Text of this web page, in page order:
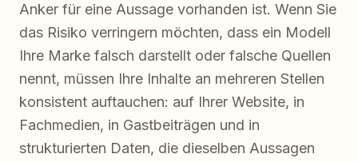
Anker für eine Aussage vorhanden ist. Wenn Sie
das Risiko verringern möchten, dass ein Modell
Ihre Marke falsch darstellt oder falsche Quellen
nennt, müssen Ihre Inhalte an mehreren Stellen
konsistent auftauchen: auf Ihrer Website, in
Fachmedien, in Gastbeiträgen und in
strukturierten Daten, die dieselben Aussagen